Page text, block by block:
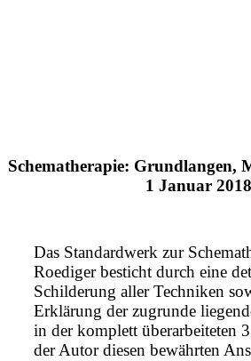
Schematherapie: Grundlangen,
1 Januar 2018
Das Standardwerk zur
Roediger besticht durch eine
Schilderung aller Techniken
Erklärung der zugrunde
in der komplett überarbeiteten
der Autor diesen bewährten